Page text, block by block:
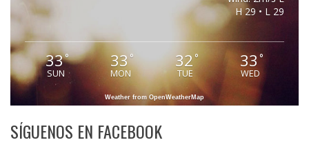
H 29 • L 29
33°
SUN
33°
MON
32°
TUE
33°
WED
Weather from OpenWeatherMap
SÍGUENOS EN FACEBOOK